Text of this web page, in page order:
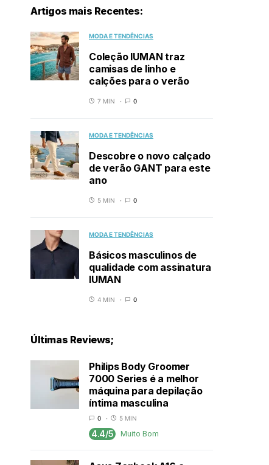
Artigos mais Recentes:
MODA E TENDÊNCIAS
Coleção IUMAN traz
camisas de linho e
calções para o verão
7 MIN 0
MODA E TENDÊNCIAS
Descobre o novo calçado
de verão GANT para este
ano
5 MIN 0
MODA E TENDÊNCIAS
Básicos masculinos de
qualidade com assinatura
IUMAN
4 MIN 0
Últimas Reviews;
Philips Body Groomer
7000 Series é a melhor
máquina para depilação
íntima masculina
0 5 MIN
4.4/5 Muito Bom